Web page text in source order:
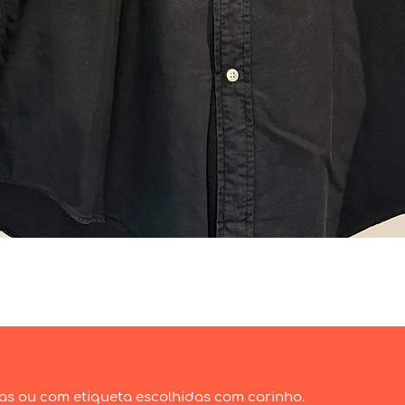
ou com etiqueta escolhidas com carinho.